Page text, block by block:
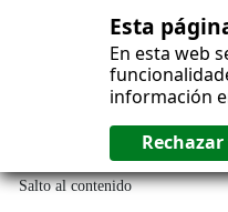
Esta
En esta web
información
Salto al contenido